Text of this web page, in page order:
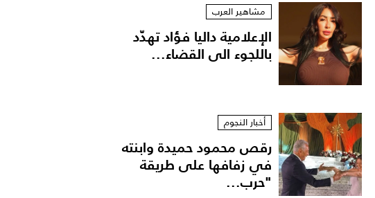
مشاهير العرب
الإعلامية داليا فؤاد تهدّد
باللجوء الى القضاء...
أخبار النجوم
رقص محمود حميدة وابنته
في زفافها على طريقة
"حرب...